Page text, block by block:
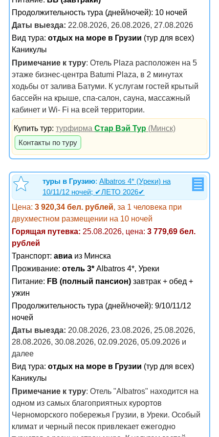
Продолжительность тура (дней/ночей): 10 ночей
Даты выезда: 22.08.2026, 26.08.2026, 27.08.2026
Вид тура: отдых на море в Грузии (тур для всех)
Каникулы
Примечание к туру: Отель Plaza расположен на 5
этаже бизнес-центра Batumi Plaza, в 2 минутах
ходьбы от залива Батуми. К услугам гостей крытый
бассейн на крыше, спа-салон, сауна, массажный
кабинет и Wi- Fi на всей территории.
Купить тур:турфирмаСтар Вэй Тур (Минск)
Контакты по туру
туры в Грузию: Albatros 4* (Уреки) на
10/11/12 ночей; ✔ЛЕТО 2026✔
Цена: 3 920,34 бел. рублей, за 1 человека при
двухместном размещении на 10 ночей
Горящая путевка: 25.08.2026, цена: 3 779,69 бел.
рублей
Транспорт: авиа из Минска
Проживание: отель 3* Albatros 4*, Уреки
Питание: FB (полный пансион) завтрак + обед +
ужин
Продолжительность тура (дней/ночей): 9/10/11/12
ночей
Даты выезда: 20.08.2026, 23.08.2026, 25.08.2026,
28.08.2026, 30.08.2026, 02.09.2026, 05.09.2026 и
далее
Вид тура: отдых на море в Грузии (тур для всех)
Каникулы
Примечание к туру: Отель "Albatros" находится на
одном из самых благоприятных курортов
Черноморского побережья Грузии, в Уреки. Особый
климат и черный песок привлекает ежегодно